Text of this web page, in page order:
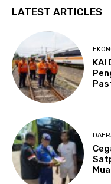
LATEST ARTICLES
KAI